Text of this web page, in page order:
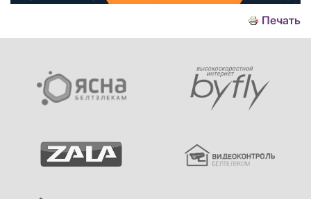
Печать